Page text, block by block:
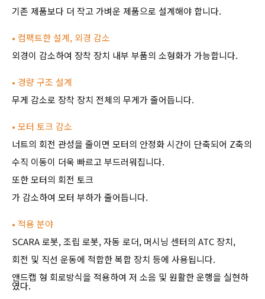
기존 제품보다 더 작고 가벼운 제품으로 설계해야 합니다.
• 컴팩트한 설계, 외경 감소
외경이 감소하여 장착 장치 내부 부품의 소형화가 가능합니다.
• 경량 구조 설계
무게 감소로 장착 장치 전체의 무게가 줄어듭니다.
• 모터 토크 감소
너트의 회전 관성을 줄이면 모터의 안정화 시간이 단축되어 Z축의
수직 이동이 더욱 빠르고 부드러워집니다.
또한 모터의 회전 토크
가 감소하여 모터 부하가 줄어듭니다.
• 적용 분야
SCARA 로봇, 조립 로봇, 자동 로더, 머시닝 센터의 ATC 장치,
회전 및 직선 운동에 적합한 복합 장치 등에 사용됩니다.
앤드캡 형 회로방식을 적용하여 저 소음 및 원활한 운행을 실현하
였다.